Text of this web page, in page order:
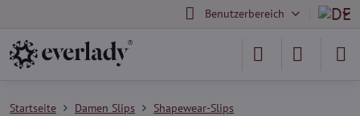
Benutzerbereich
Startseite Damen Slips Shapewear-Slips